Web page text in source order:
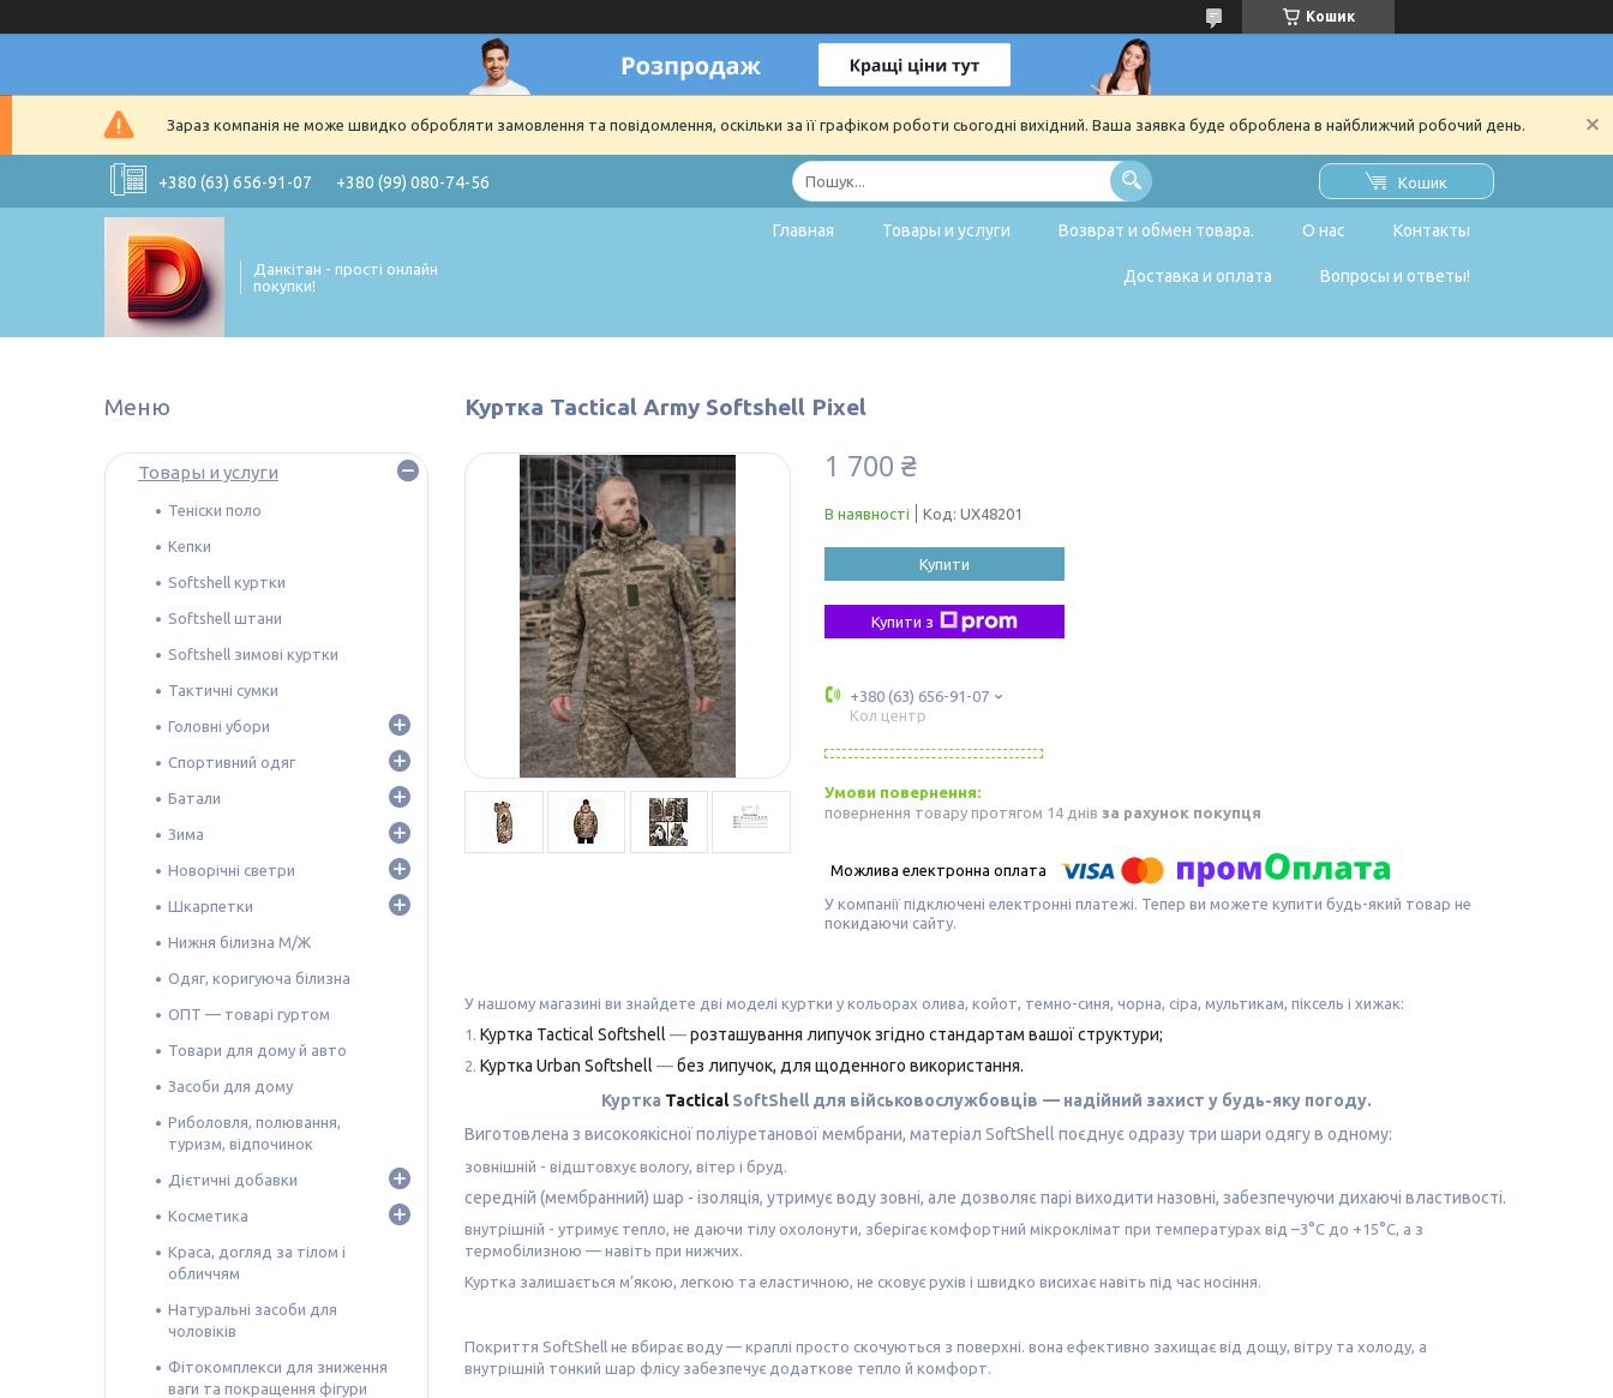
Кошик
Зараз компанія не може швидко обробляти замовлення та повідомлення, оскільки за її графіком роботи сьогодні вихідний. Ваша заявка буде оброблена в найближчий робочий день.
+380 (63) 656-91-07 +380 (99) 080-74-56 Кошик
Данкітан - прості онлайн
покупки!
Главная Товары и услуги Возврат и обмен товара. О нас Контакты
Доставка и оплата Вопросы и ответы!
Куртка Tactical Army Softshell Pixel
1 700 ₴
В наявності Код: UX48201
Купити
Купити з
+380 (63) 656-91-07
Кол центр
повернення товару протягом 14 днів за рахунок покупця
У компанії підключені електронні платежі. Тепер ви можете купити будь-який товар не
покидаючи сайту.
У нашому магазині ви знайдете дві моделі куртки у кольорах олива, койот, темно-синя, чорна, сіра, мультикам, піксель і хижак:
1. Куртка Tactical Softshell —розташування липучок згідно стандартам вашої структури;
2. Куртка Urban Softshell —без липучок, для щоденного використання.
Куртка Tactical SoftShell для військовослужбовців — надійний захист у будь-яку погоду.
Виготовлена з високоякісної поліуретанової мембрани, матеріал SoftShell поєднує одразу три шари одягу в одному:
зовнішній - відштовхує вологу, вітер і бруд.
середній (мембранний) шар - ізоляція, утримує воду зовні, але дозволяє парі виходити назовні, забезпечуючи дихаючі властивості.
внутрішній - утримує тепло, не даючи тілу охолонути, зберігає комфортний мікроклімат при температурах від –3°C до +15°C, а з
термобілизною — навіть при нижчих.
Куртка залишається м’якою, легкою та еластичною, не сковує рухів і швидко висихає навіть під час носіння.
Покриття SoftShell не вбирає воду — краплі просто скочуються з поверхні. вона ефективно захищає від дощу, вітру та холоду, а
внутрішній тонкий шар флісу забезпечує додаткове тепло й комфорт.
Товары и услуги
Теніски поло
Кепки
Softshell куртки
Softshell штани
Softshell зимові куртки
Тактичні сумки
Головні убори
Спортивний одяг
Батали
Зима
Новорічні светри
Шкарпетки
Нижня білизна М/Ж
Одяг, коригуюча білизна
ОПТ — товарі гуртом
Товари для дому й авто
Засоби для дому
Риболовля, полювання,
туризм, відпочинок
Дієтичні добавки
Косметика
Краса, догляд за тілом і
обличчям
Натуральні засоби для
чоловіків
Фітокомплекси для зниження
ваги та покращення фігури